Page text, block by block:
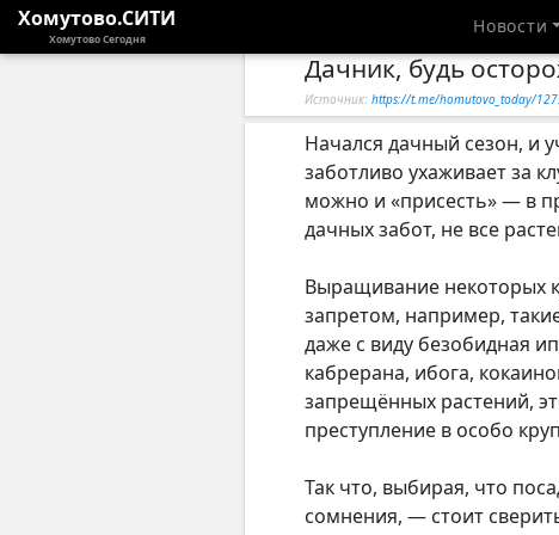
Хомутово.СИТИ
Хомутово Сегодня
Новости
Дачник, будь
Источник: https://t.me/homutovo_today/
Начался дачный сезон, и
заботливо ухаживает за
можно и «присесть» — в
дачных забот, не все
Выращивание некоторых
запретом, например,
даже с виду безобидная
кабрерана, ибога,
запрещённых растений,
преступление в особо
Так что, выбирая, что
сомнения, — стоит